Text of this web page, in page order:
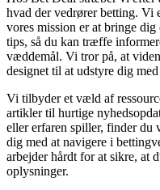
hvad der vedrører betting. Vi
vores mission er at bringe
tips, så du kan træffe
væddemål. Vi tror på, at
designet til at udstyre dig
Vi tilbyder et væld af
artikler til hurtige
eller erfaren spiller, finder
dig med at navigere i
arbejder hårdt for at sikre, at
oplysninger.